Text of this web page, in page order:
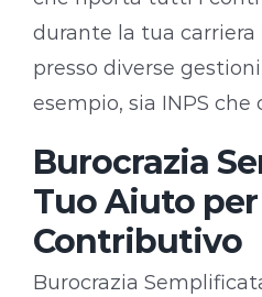
durante la tua carriera
presso diverse
esempio, sia INPS che
Burocrazia
Tuo Aiuto
Contributivo
Burocrazia